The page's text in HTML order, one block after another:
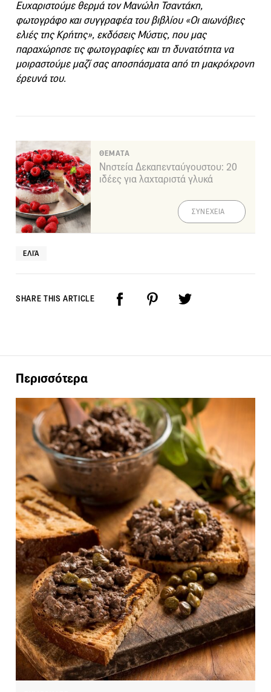
Ευχαριστούμε θερμά τον Μανώλη Τσαντάκη,
φωτογράφο και συγγραφέα του βιβλίου «Οι αιωνόβιες
ελιές της Κρήτης», εκδόσεις Μύστις, που μας
παραχώρησε τις φωτογραφίες και τη δυνατότητα να
μοιραστούμε μαζί σας αποσπάσματα από τη μακρόχρονη
έρευνά του.
ΘΕΜΑΤΑ
Νηστεία Δεκαπενταύγουστου: 20
ιδέες για λαχταριστά γλυκά
ΣΥΝΕΧΕΙΑ
ΕΛΙΆ
SHARE THIS ARTICLE
Περισσότερα